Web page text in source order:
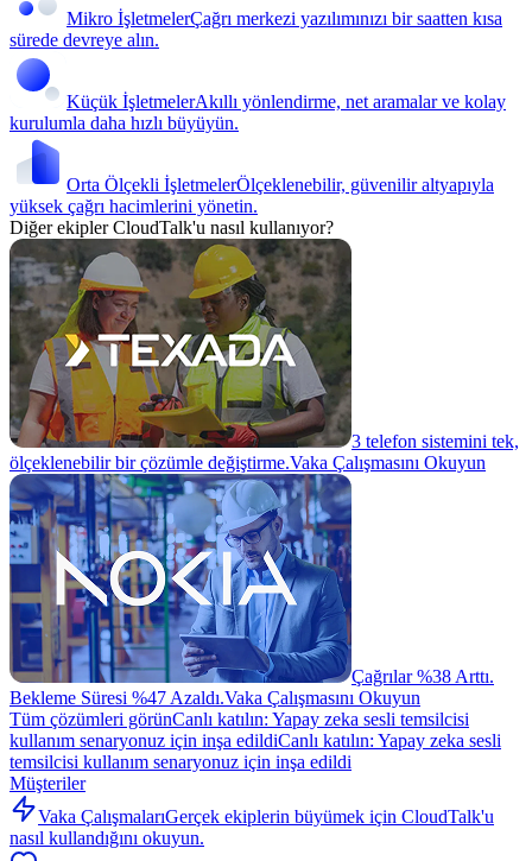
Mikro İşletmelerÇağrı merkezi yazılımınızı bir saatten kısa
sürede devreye alın.
Küçük İşletmelerAkıllı yönlendirme, net aramalar ve kolay
kurulumla daha hızlı büyüyün.
Orta Ölçekli İşletmelerÖlçeklenebilir, güvenilir altyapıyla
yüksek çağrı hacimlerini yönetin.
Diğer ekipler CloudTalk'u nasıl kullanıyor?
3 telefon sistemini tek,
ölçeklenebilir bir çözümle değiştirme.Vaka Çalışmasını Okuyun
Çağrılar %38 Arttı.
Bekleme Süresi %47 Azaldı.Vaka Çalışmasını Okuyun
Tüm çözümleri görünCanlı katılın: Yapay zeka sesli temsilcisi
kullanım senaryonuz için inşa edildiCanlı katılın: Yapay zeka sesli
temsilcisi kullanım senaryonuz için inşa edildi
Müşteriler
Vaka ÇalışmalarıGerçek ekiplerin büyümek için CloudTalk'u
nasıl kullandığını okuyun.